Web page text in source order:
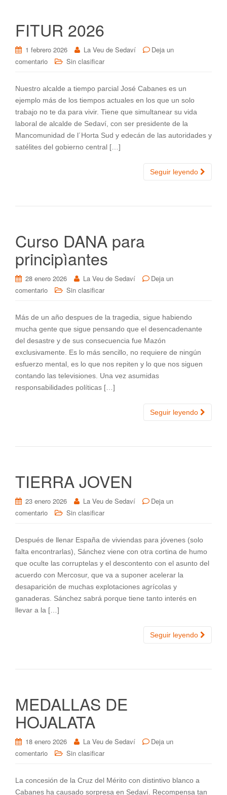
FITUR 2026
1 febrero 2026 La Veu de Sedaví
Deja un
comentario
Sin clasificar
Nuestro alcalde a tiempo parcial José Cabanes es un
ejemplo más de los tiempos actuales en los que un solo
trabajo no te da para vivir. Tiene que simultanear su vida
laboral de alcalde de Sedaví, con ser presidente de la
Mancomunidad de l´Horta Sud y edecán de las autoridades y
satélites del gobierno central […]
Seguir leyendo
Curso DANA para
principìantes
28 enero 2026 La Veu de Sedaví
Deja un
comentario
Sin clasificar
Más de un año despues de la tragedia, sigue habiendo
mucha gente que sigue pensando que el desencadenante
del desastre y de sus consecuencia fue Mazón
exclusivamente. Es lo más sencillo, no requiere de ningún
esfuerzo mental, es lo que nos repiten y lo que nos siguen
contando las televisiones. Una vez asumidas
responsabilidades políticas […]
Seguir leyendo
TIERRA JOVEN
23 enero 2026 La Veu de Sedaví
Deja un
comentario
Sin clasificar
Después de llenar España de viviendas para jóvenes (solo
falta encontrarlas), Sánchez viene con otra cortina de humo
que oculte las corruptelas y el descontento con el asunto del
acuerdo con Mercosur, que va a suponer acelerar la
desaparición de muchas explotaciones agrícolas y
ganaderas. Sánchez sabrá porque tiene tanto interés en
llevar a la […]
Seguir leyendo
MEDALLAS DE
HOJALATA
18 enero 2026 La Veu de Sedaví
Deja un
comentario
Sin clasificar
La concesión de la Cruz del Mérito con distintivo blanco a
Cabanes ha causado sorpresa en Sedaví. Recompensa tan